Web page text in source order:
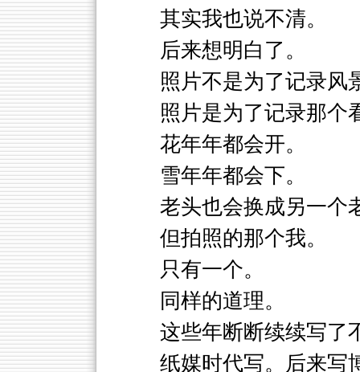
其实我也说不清。
后来想明白了。
照片不是为了记录风
照片是为了记录那个
花年年都会开。
雪年年都会下。
老头也会换成另一个
但拍照的那个我。
只有一个。
同样的道理。
这些年断断续续写了
纸媒时代写。后来写